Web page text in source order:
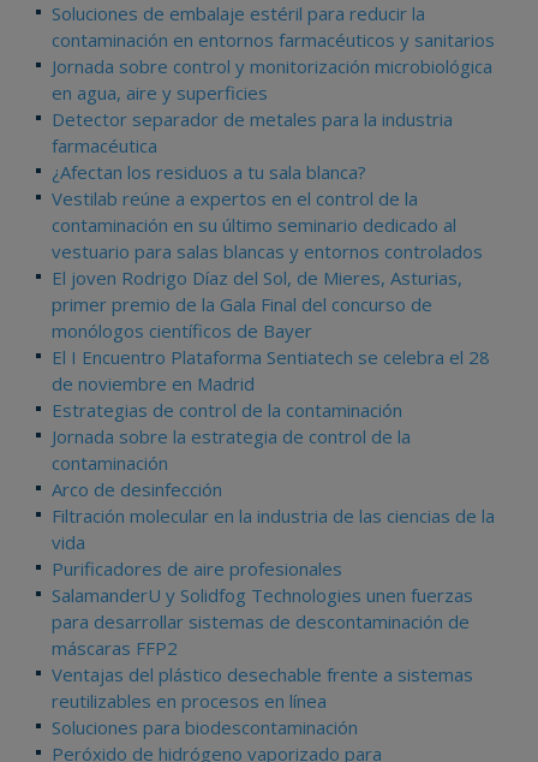
Soluciones de embalaje estéril para reducir la
contaminación en entornos farmacéuticos y sanitarios
Jornada sobre control y monitorización microbiológica
en agua, aire y superficies
Detector separador de metales para la industria
farmacéutica
¿Afectan los residuos a tu sala blanca?
Vestilab reúne a expertos en el control de la
contaminación en su último seminario dedicado al
vestuario para salas blancas y entornos controlados
El joven Rodrigo Díaz del Sol, de Mieres, Asturias,
primer premio de la Gala Final del concurso de
monólogos científicos de Bayer
El I Encuentro Plataforma Sentiatech se celebra el 28
de noviembre en Madrid
Estrategias de control de la contaminación
Jornada sobre la estrategia de control de la
contaminación
Arco de desinfección
Filtración molecular en la industria de las ciencias de la
vida
Purificadores de aire profesionales
SalamanderU y Solidfog Technologies unen fuerzas
para desarrollar sistemas de descontaminación de
máscaras FFP2
Ventajas del plástico desechable frente a sistemas
reutilizables en procesos en línea
Soluciones para biodescontaminación
Peróxido de hidrógeno vaporizado para